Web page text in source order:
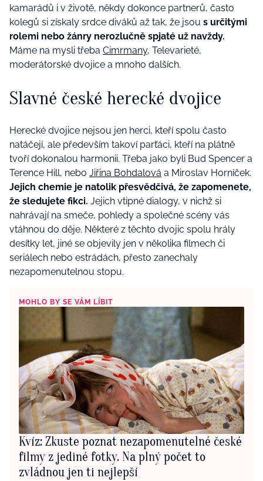
kamarádů i v životě, někdy dokonce partnerů, často
kolegů si získaly srdce diváků až tak, že jsou s určitými
rolemi nebo žánry nerozlučně spjaté už navždy.
Máme na mysli třeba Cimrmany, Televarieté,
moderátorské dvojice a mnoho dalších.
Slavné české herecké dvojice
Herecké dvojice nejsou jen herci, kteří spolu často
natáčejí, ale především takoví parťáci, kteří na plátně
tvoří dokonalou harmonii. Třeba jako byli Bud Spencer a
Terence Hill, nebo Jiřina Bohdalová a Miroslav Horníček.
Jejich chemie je natolik přesvědčivá, že zapomenete,
že sledujete fikci. Jejich vtipné dialogy, v nichž si
nahrávají na smeče, pohledy a společné scény vás
vtáhnou do děje. Některé z těchto dvojic spolu hrály
desítky let, jiné se objevily jen v několika filmech či
seriálech nebo estrádách, přesto zanechaly
nezapomenutelnou stopu.
MOHLO BY SE VÁM LÍBIT
Kvíz: Zkuste poznat nezapomenutelné české
filmy z jediné fotky. Na plný počet to
zvládnou jen ti nejlepší